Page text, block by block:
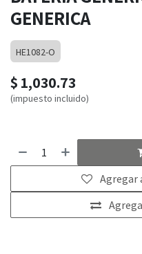
GENERICA
HE1082-O
$ 1,030.73
(impuesto incluido)
Agregar